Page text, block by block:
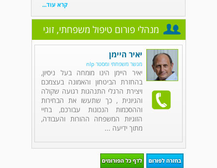
קרא עוד...
מנהלי פורום טיפול משפחתי, זוגי
יאיר היימן
מגשר משפחתי ומסטר nlp
יאיר היימן הינו מומחה בעל ניסיון,
בהחזרת הביטחון והאמונה בעצמכם
ויצירת הרגלי התנהגות רגועה שקולה
והגיונית , כך שתעשו את הבחירות
וההסכמות הנכונות עבורכם, בחיי
הזוגיות המשפחה ההורות והעבודה,
מתוך ידיעה ...